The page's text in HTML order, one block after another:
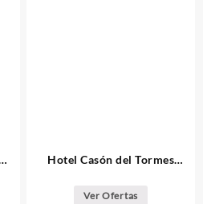
Hotel Casón del Tormes
Ver Ofertas